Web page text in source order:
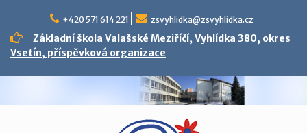
content
+420 571 614 221 zsvyhlidka@zsvyhlidka.cz
Základní škola Valašské Meziříčí, Vyhlídka 380, okres
Vsetín, příspěvková organizace